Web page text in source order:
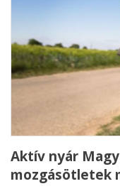
Aktív nyár
mozgásötletek